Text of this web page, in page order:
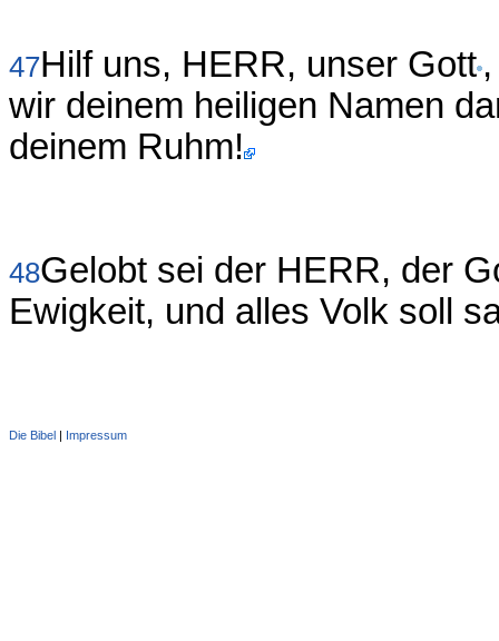
47Hilf uns, HERR, unser Gott
wir deinem heiligen Namen
deinem Ruhm!
48Gelobt sei der HERR, der
Ewigkeit, und alles Volk soll
Die Bibel | Impressum